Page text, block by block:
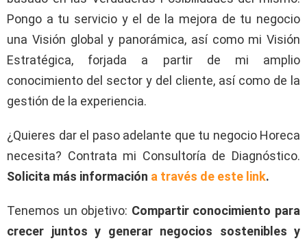
Pongo a tu servicio y el de la mejora de tu negocio
una Visión global y panorámica, así como mi Visión
Estratégica, forjada a partir de mi amplio
conocimiento del sector y del cliente, así como de la
gestión de la experiencia.
¿Quieres dar el paso adelante que tu negocio Horeca
necesita? Contrata mi Consultoría de Diagnóstico.
Solicita más información a través de este link.
Tenemos un objetivo: Compartir conocimiento para
crecer juntos y generar negocios sostenibles y